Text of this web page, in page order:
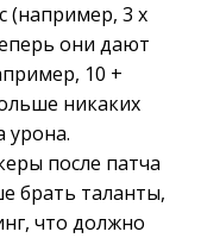
3 х
они дают
10 +
никаких
урона.
после патча
брать таланты,
что должно